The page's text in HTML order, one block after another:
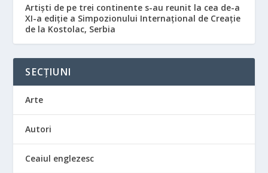
Artiști de pe trei continente s-au reunit la cea de-a
XI-a ediție a Simpozionului Internațional de Creație
de la Kostolac, Serbia
SECȚIUNI
Arte
Autori
Ceaiul englezesc